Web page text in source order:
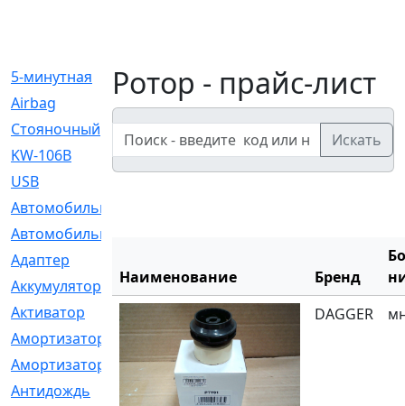
5-минутная
[1]
Airbag
[18]
Cтояночный
[1]
KW-106B
[0]
USB
Автомобильное
Автомобильный
Адаптер
Аккумулятор
[2]
Активатор
[1]
Амортизатор
[608]
Амортизаторы
[21]
Антидождь
[1]
Ротор - прайс-лист
Искать
Наименование Бренд
DAGGER